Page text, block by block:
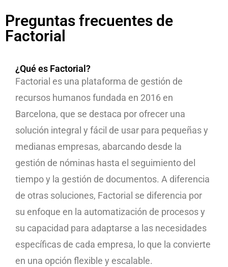
Preguntas frecuentes de
Factorial
¿Qué es Factorial?
Factorial es una plataforma de gestión de
recursos humanos fundada en 2016 en
Barcelona, que se destaca por ofrecer una
solución integral y fácil de usar para pequeñas y
medianas empresas, abarcando desde la
gestión de nóminas hasta el seguimiento del
tiempo y la gestión de documentos. A diferencia
de otras soluciones, Factorial se diferencia por
su enfoque en la automatización de procesos y
su capacidad para adaptarse a las necesidades
específicas de cada empresa, lo que la convierte
en una opción flexible y escalable.